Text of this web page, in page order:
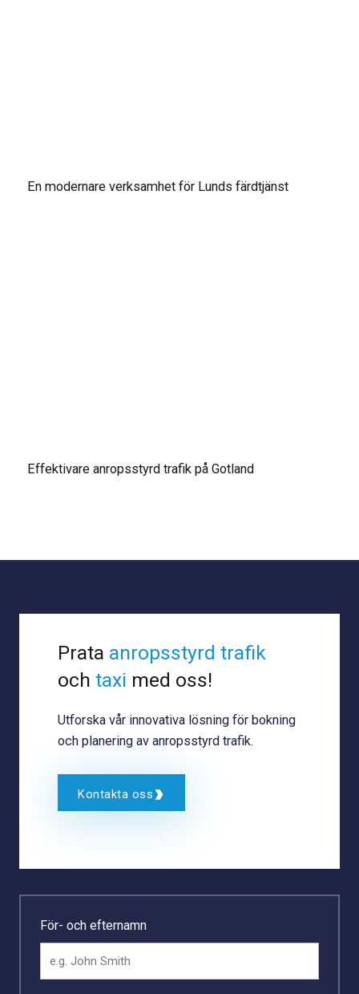
En modernare verksamhet för Lunds färdtjänst
Effektivare anropsstyrd trafik på Gotland
Prata anropsstyrd trafik
och taxi med oss!
Utforska vår innovativa lösning för bokning
och planering av anropsstyrd trafik.
Kontakta oss
För- och efternamn